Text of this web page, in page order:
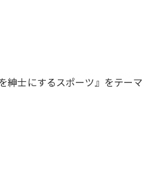
紳士にするスポーツ』をテー